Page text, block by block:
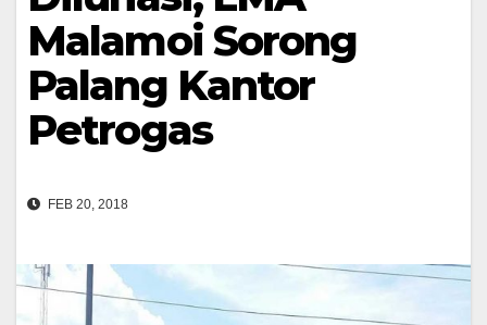
Malamoi Sorong
Palang Kantor
Petrogas
FEB 20, 2018